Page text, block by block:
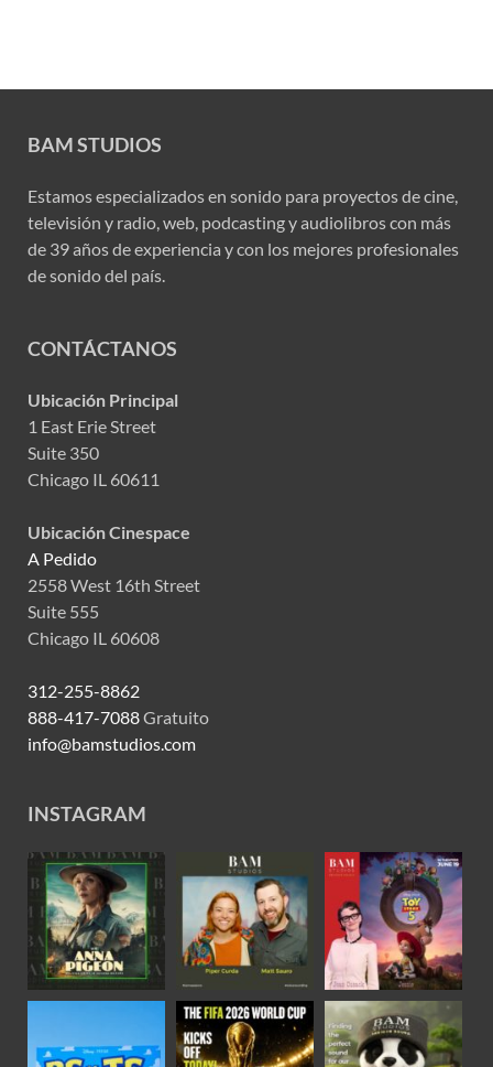
BAM STUDIOS
Estamos especializados en sonido para proyectos de cine,
televisión y radio, web, podcasting y audiolibros con más
de 39 años de experiencia y con los mejores profesionales
de sonido del país.
CONTÁCTANOS
Ubicación Principal
1 East Erie Street
Suite 350
Chicago IL 60611
Ubicación Cinespace
A Pedido
2558 West 16th Street
Suite 555
Chicago IL 60608
312-255-8862
888-417-7088Gratuito
info@bamstudios.com
INSTAGRAM